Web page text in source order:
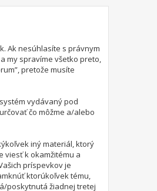
Ak nesúhlasíte s právnym
my spravíme všetko preto,
pretože musíte
systém vydávaný pod
čo môžme a/alebo
iný materiál, ktorý
viesť k okamžitému a
príspevkov je
ktorúkoľvek tému,
poskytnutá žiadnej tretej